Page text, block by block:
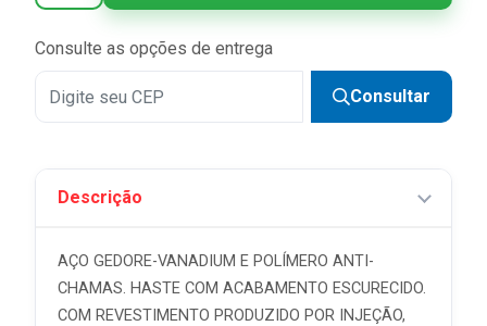
Consulte as opções de entrega
Consultar
Descrição
AÇO GEDORE-VANADIUM E POLÍMERO ANTI-
CHAMAS. HASTE COM ACABAMENTO ESCURECIDO.
COM REVESTIMENTO PRODUZIDO POR INJEÇÃO,